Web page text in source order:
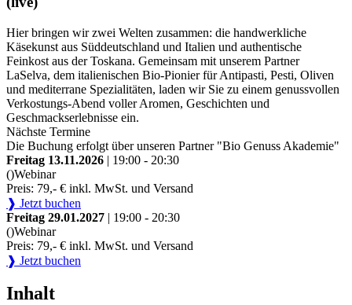
Hier bringen wir zwei Welten zusammen: die handwerkliche
Käsekunst aus Süddeutschland und Italien und authentische
Feinkost aus der Toskana. Gemeinsam mit unserem Partner
LaSelva, dem italienischen Bio-Pionier für Antipasti, Pesti, Oliven
und mediterrane Spezialitäten, laden wir Sie zu einem genussvollen
Verkostungs-Abend voller Aromen, Geschichten und
Geschmackserlebnisse ein.
Nächste Termine
Die Buchung erfolgt über unseren Partner "Bio Genuss Akademie"
Freitag 13.11.2026 | 19:00 - 20:30
()Webinar
Preis: 79,- € inkl. MwSt. und Versand
❱ Jetzt buchen
Freitag 29.01.2027 | 19:00 - 20:30
()Webinar
Preis: 79,- € inkl. MwSt. und Versand
❱ Jetzt buchen
Inhalt